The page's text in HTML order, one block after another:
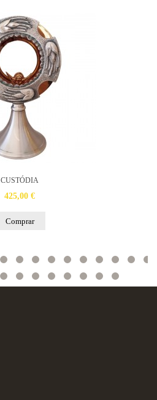
CUSTÓDIA
425,00 €
Comprar